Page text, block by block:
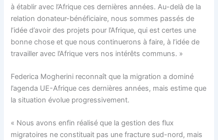
à établir avec l’Afrique ces dernières années. Au-delà de la
relation donateur-bénéficiaire, nous sommes passés de
l’idée d’avoir des projets pour l’Afrique, qui est certes une
bonne chose et que nous continuerons à faire, à l’idée de
travailler avec l’Afrique vers nos intérêts communs. »
Federica Mogherini reconnaît que la migration a dominé
l’agenda UE-Afrique ces dernières années, mais estime que
la situation évolue progressivement.
« Nous avons enfin réalisé que la gestion des flux
migratoires ne constituait pas une fracture sud-nord, mais